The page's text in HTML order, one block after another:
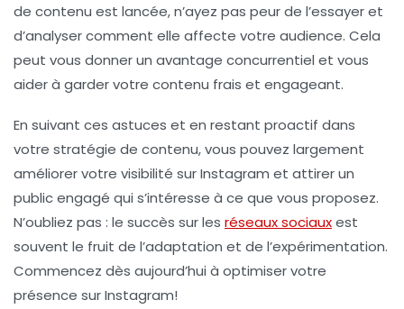
de contenu est lancée, n’ayez pas peur de l’essayer et
d’analyser comment elle affecte votre audience. Cela
peut vous donner un avantage concurrentiel et vous
aider à garder votre contenu frais et engageant.
En suivant ces astuces et en restant proactif dans
votre stratégie de contenu, vous pouvez largement
améliorer votre visibilité sur Instagram et attirer un
public engagé qui s’intéresse à ce que vous proposez.
N’oubliez pas : le succès sur les réseaux sociauxest
souvent le fruit de l’adaptation et de l’expérimentation.
Commencez dès aujourd’hui à optimiser votre
présence sur Instagram!